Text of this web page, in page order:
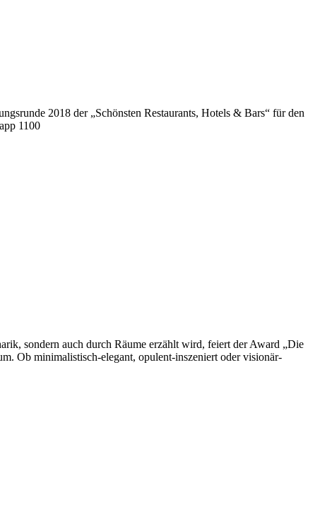
2018 der „Schönsten Restaurants, Hotels & Bars“ für den
1100
sondern auch durch Räume erzählt wird, feiert der Award „Die
Ob minimalistisch-elegant, opulent-inszeniert oder visionär-